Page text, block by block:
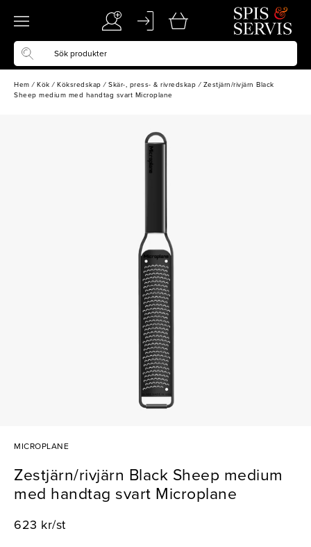
Hem / Kök / Köksredskap / Skär-, press- & rivredskap / Zestjärn/rivjärn Black
Sheep medium med handtag svart Microplane
MICROPLANE
Zestjärn/rivjärn Black Sheep medium
med handtag svart Microplane
623 kr/st